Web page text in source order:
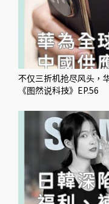
不仅三折机抢尽风头，
《图然说科技》EP.56